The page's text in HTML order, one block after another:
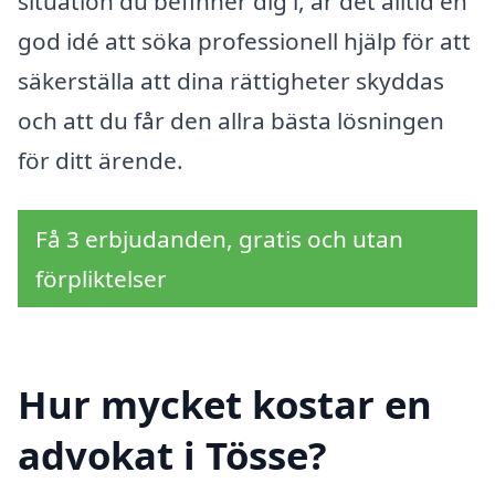
god idé att söka professionell hjälp för att
säkerställa att dina rättigheter skyddas
och att du får den allra bästa lösningen
för ditt ärende.
Få 3 erbjudanden, gratis och utan
förpliktelser
Hur mycket kostar en
advokat i Tösse?